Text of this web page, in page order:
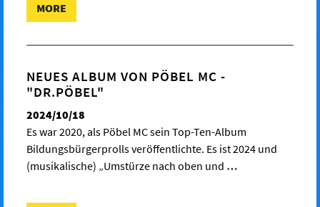
MORE
NEUES ALBUM VON PÖBEL MC -
"DR.PÖBEL"
2024/10/18
Es war 2020, als Pöbel MC sein Top-Ten-Album
Bildungsbürgerprolls veröffentlichte. Es ist 2024 und
(musikalische) „Umstürze nach oben und …